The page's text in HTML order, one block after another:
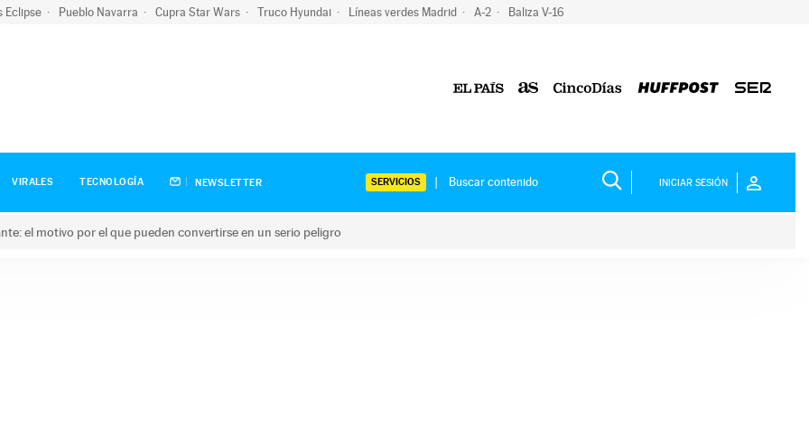
Eclipse Pueblo Navarra Cupra Star Wars Truco Hyundai Líneas verdes Madrid A-2 Baliza V-16
VIRALES TECNOLOGÍA NEWSLETTER SERVICIOS INICIAR SESIÓN
el motivo por el que pueden convertirse en un serio peligro